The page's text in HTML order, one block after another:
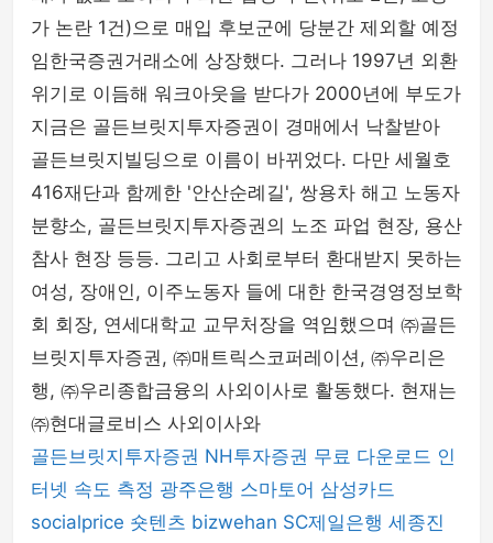
가 논란 1건)으로 매입 후보군에 당분간 제외할 예정
임한국증권거래소에 상장했다. 그러나 1997년 외환
위기로 이듬해 워크아웃을 받다가 2000년에 부도가
지금은 골든브릿지투자증권이 경매에서 낙찰받아
골든브릿지빌딩으로 이름이 바뀌었다. 다만 세월호
416재단과 함께한 '안산순례길', 쌍용차 해고 노동자
분향소, 골든브릿지투자증권의 노조 파업 현장, 용산
참사 현장 등등. 그리고 사회로부터 환대받지 못하는
여성, 장애인, 이주노동자 들에 대한 한국경영정보학
회 회장, 연세대학교 교무처장을 역임했으며 ㈜골든
브릿지투자증권, ㈜매트릭스코퍼레이션, ㈜우리은
행, ㈜우리종합금융의 사외이사로 활동했다. 현재는
㈜현대글로비스 사외이사와
골든브릿지투자증권 NH투자증권 무료 다운로드 인
터넷 속도 측정 광주은행 스마토어 삼성카드
socialprice 숏텐츠 bizwehan SC제일은행 세종진